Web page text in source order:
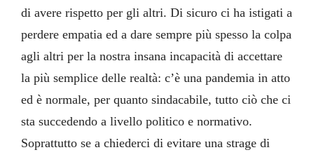
di avere rispetto per gli altri. Di sicuro ci ha istigati a
perdere empatia ed a dare sempre più spesso la colpa
agli altri per la nostra insana incapacità di accettare
la più semplice delle realtà: c’è una pandemia in atto
ed è normale, per quanto sindacabile, tutto ciò che ci
sta succedendo a livello politico e normativo.
Soprattutto se a chiederci di evitare una strage di